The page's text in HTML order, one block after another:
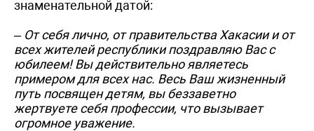
знаменательной датой:
– От себя лично, от правительства Хакасии и от
всех жителей республикипоздравляю Вас с
юбилеем! Вы действительно являетесь
примером для всех нас. Весь Ваш жизненный
путь посвящен детям, вы беззаветно
жертвуете себяпрофессии, что вызывает
огромное уважение.